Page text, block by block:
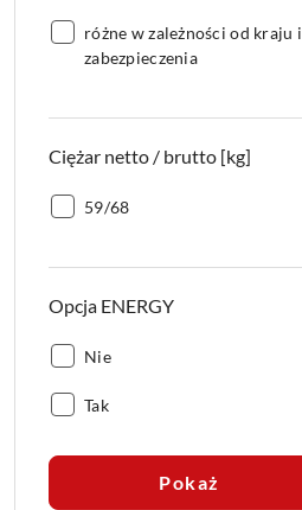
Całkowica
moc
trójfazowy
różne w zależności od kraju i
zabezpieczenia
Ciężar netto / brutto [kg]
Ciężar
[kg]:
59/68
Opcja ENERGY
Opcja
Nie
Opcja
Tak
Pokaż